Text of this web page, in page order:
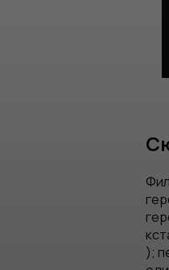
);